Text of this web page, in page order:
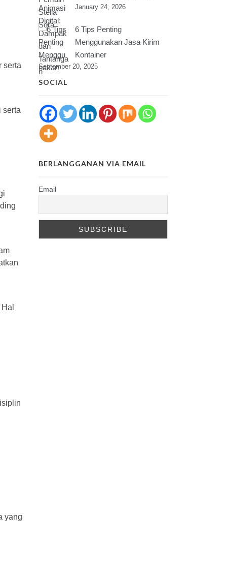
serta
serta
yang
January 24, 2026
6 Tips Penting
Menggunakan Jasa Kirim
Kontainer
September 20, 2025
SOCIAL
BERLANGGANAN VIA EMAIL
Email